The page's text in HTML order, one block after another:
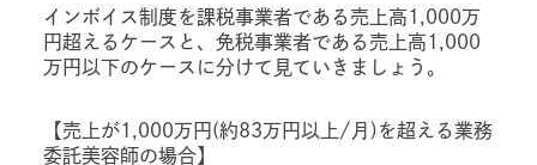
インボイス制度を課税事業者である売上高1,000万
円超えるケースと、免税事業者である売上高1,000
万円以下のケースに分けて見ていきましょう。
【売上が1,000万円(約83万円以上/月)を超える業務
委託美容師の場合】